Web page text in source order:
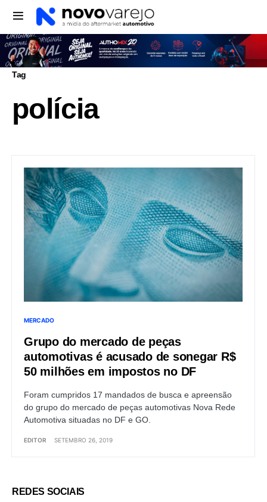
Tag
polícia
MERCADO
Grupo do mercado de peças
automotivas é acusado de sonegar R$
50 milhões em impostos no DF
Foram cumpridos 17 mandados de busca e apreensão
do grupo do mercado de peças automotivas Nova Rede
Automotiva situadas no DF e GO.
EDITOR SETEMBRO 26, 2019
REDES SOCIAIS